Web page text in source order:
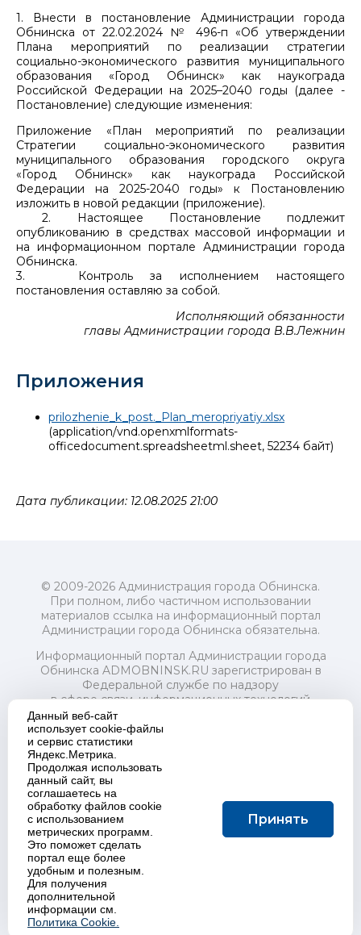
1. Внести в постановление Администрации города
Обнинска от 22.02.2024 № 496-п «Об утверждении
Плана мероприятий по реализации стратегии
социально-экономического развития муниципального
образования «Город Обнинск» как наукограда
Российской Федерации на 2025–2040 годы (далее -
Постановление) следующие изменения:
Приложение «План мероприятий по реализации
Стратегии социально-экономического развития
муниципального образования городского округа
«Город Обнинск» как наукограда Российской
Федерации на 2025-2040 годы» к Постановлению
изложить в новой редакции (приложение).
2. Настоящее Постановление подлежит
опубликованию в средствах массовой информации и
на информационном портале Администрации города
Обнинска.
3. Контроль за исполнением настоящего
постановления оставляю за собой.
Исполняющий обязанности
главы Администрации города В.В.Лежнин
Приложения
prilozhenie_k_post._Plan_meropriyatiy.xlsx
(application/vnd.openxmlformats-
officedocument.spreadsheetml.sheet, 52234 байт)
Дата публикации: 12.08.2025 21:00
© 2009-2026 Администрация города Обнинска.
При полном, либо частичном использовании
материалов ссылка на информационный портал
Администрации города Обнинска обязательна.
Информационный портал Администрации города
Обнинска ADMOBNINSK.RU зарегистрирован в
Федеральной службе по надзору
в сфере связи, информационных технологий
и массовых коммуникаций (Роскомнадзор) 24 июля
2018 года.
Свидетельство о регистрации Эл № ФС77-73321
Учредитель: Администрация (исполнительно-
распорядительный орган) городского округа "Город
Обнинск". Главный редактор: Байкова Е.А.
Адрес электронной почты Редакции:
redactor@admobninsk.ru
Телефон Редакции: +7 (484) 395-85-85
Настоящий ресурс содержит материалы 18+
Политика в отношении обработки персональных
Данный веб-сайт
использует cookie-файлы
и сервис статистики
Яндекс.Метрика.
Продолжая использовать
данный сайт, вы
соглашаетесь на
обработку файлов cookie
с использованием
метрических программ.
Это поможет сделать
портал еще более
удобным и полезным.
Для получения
дополнительной
информации см.
Политика Cookie.
Принять